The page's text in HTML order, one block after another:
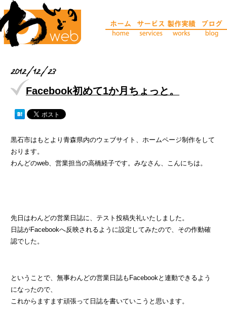
2012/12/23
Facebook初めて1か月ちょっと。
黒石市はもとより青森県内のウェブサイト、ホームページ制作をして
おります。
わんどのweb、営業担当の高橋経子です。みなさん、こんにちは。
先日はわんどの営業日誌に、テスト投稿失礼いたしました。
日誌がFacebookへ反映されるように設定してみたので、その作動確
認でした。
ということで、無事わんどの営業日誌もFacebookと連動できるよう
になったので、
これからますます頑張って日誌を書いていこうと思います。